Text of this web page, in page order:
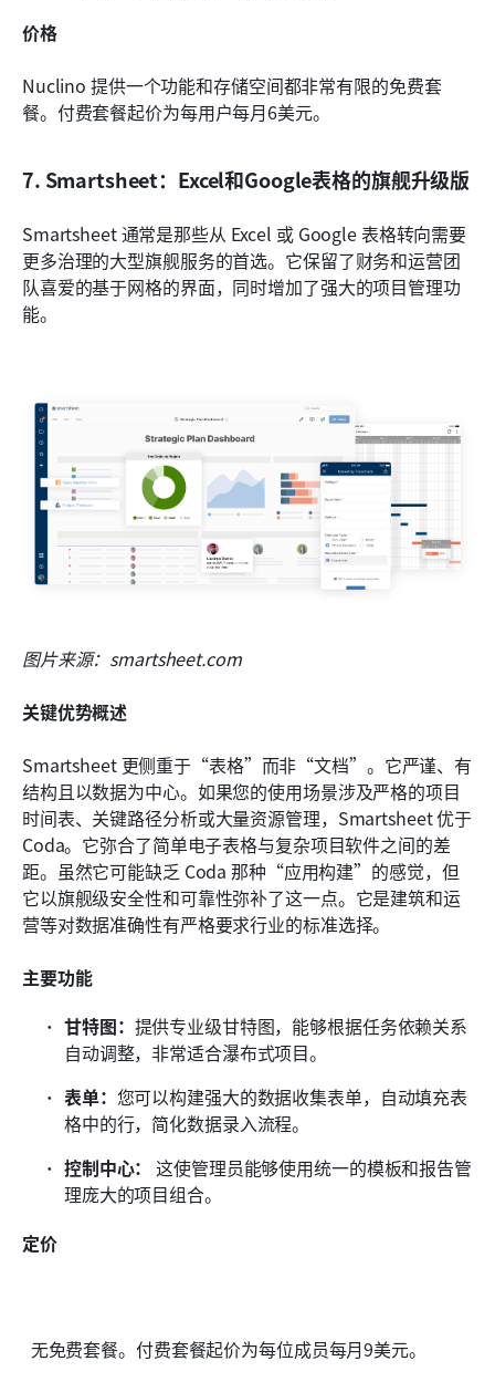
价格
Nuclino 提供一个功能和存储空间都非常有限的免费套
餐。付费套餐起价为每用户每月6美元。
7. Smartsheet：Excel和Google表格的旗舰升级版
Smartsheet 通常是那些从 Excel 或 Google 表格转向需要
更多治理的大型旗舰服务的首选。它保留了财务和运营团
队喜爱的基于网格的界面，同时增加了强大的项目管理功
能。
图片来源：smartsheet.com
关键优势概述
Smartsheet 更侧重于“表格”而非“文档”。它严谨、有
结构且以数据为中心。如果您的使用场景涉及严格的项目
时间表、关键路径分析或大量资源管理，Smartsheet 优于
Coda。它弥合了简单电子表格与复杂项目软件之间的差
距。虽然它可能缺乏 Coda 那种“应用构建”的感觉，但
它以旗舰级安全性和可靠性弥补了这一点。它是建筑和运
营等对数据准确性有严格要求行业的标准选择。
主要功能
甘特图： 提供专业级甘特图，能够根据任务依赖关系
自动调整，非常适合瀑布式项目。
表单： 您可以构建强大的数据收集表单，自动填充表
格中的行，简化数据录入流程。
控制中心： 这使管理员能够使用统一的模板和报告管
理庞大的项目组合。
定价
  无免费套餐。付费套餐起价为每位成员每月9美元。